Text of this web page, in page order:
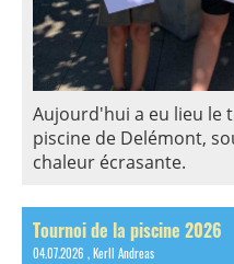
Aujourd'hui a eu lieu le
piscine de Delémont,
chaleur écrasante.
Tournoi de la piscine 2026
04.07.2026 , Kerll Andreas